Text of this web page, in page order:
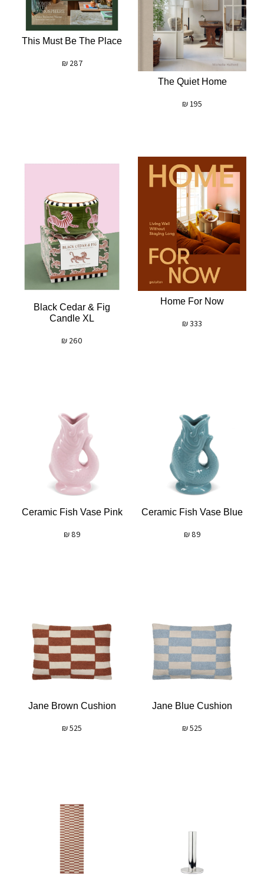
The Quiet Home
195
₪
This Must Be The Place
287
₪
Home For Now
333
₪
Black Cedar & Fig
Candle XL
260
₪
Ceramic Fish Vase Blue
89
₪
Ceramic Fish Vase Pink
89
₪
Jane Blue Cushion
525
₪
Jane Brown Cushion
525
₪